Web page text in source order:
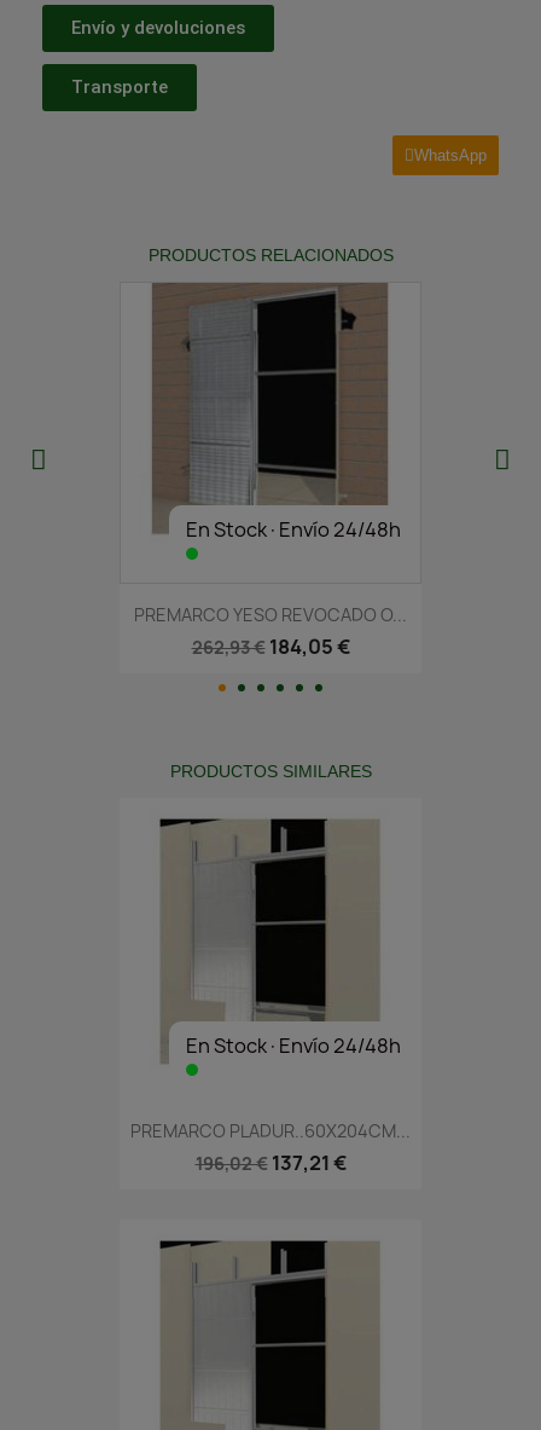
Envío y devoluciones
Transporte
WhatsApp
PRODUCTOS RELACIONADOS
En Stock·Envío 24/48h
PREMARCO YESO REVOCADO O...
262,93 € 184,05 €
PRODUCTOS SIMILARES
En Stock·Envío 24/48h
PREMARCO PLADUR..60X204CM...
196,02 € 137,21 €